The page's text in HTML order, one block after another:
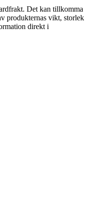
Det kan tillkomma
produkternas vikt, storlek
direkt i